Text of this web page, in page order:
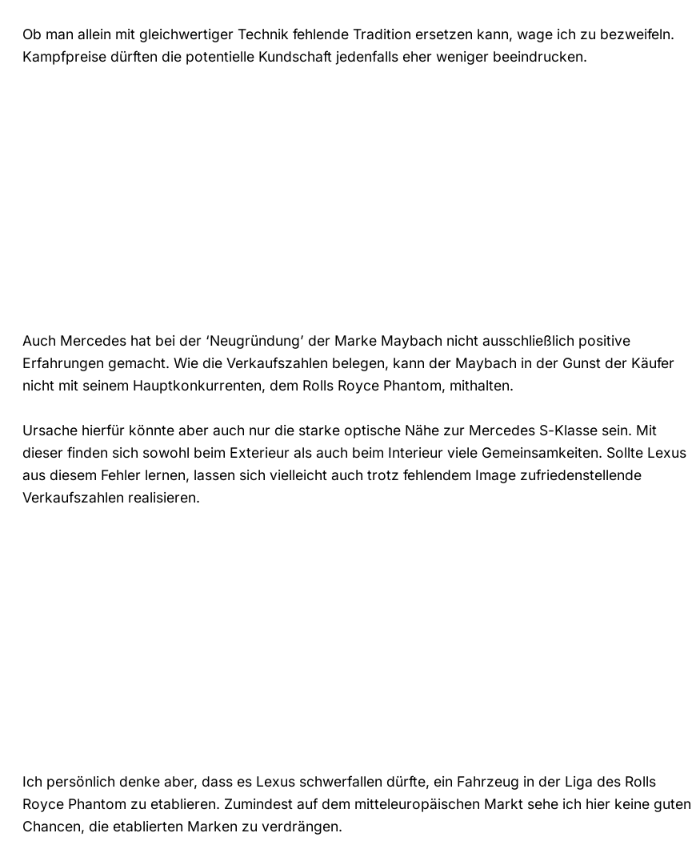
Ob man allein mit gleichwertiger Technik fehlende Tradition ersetzen kann, wage ich zu bezweifeln.
Kampfpreise dürften die potentielle Kundschaft jedenfalls eher weniger beeindrucken.
Auch Mercedes hat bei der ‘Neugründung’ der Marke Maybach nicht ausschließlich positive
Erfahrungen gemacht. Wie die Verkaufszahlen belegen, kann der Maybach in der Gunst der Käufer
nicht mit seinem Hauptkonkurrenten, dem Rolls Royce Phantom, mithalten.
Ursache hierfür könnte aber auch nur die starke optische Nähe zur Mercedes S-Klasse sein. Mit
dieser finden sich sowohl beim Exterieur als auch beim Interieur viele Gemeinsamkeiten. Sollte Lexus
aus diesem Fehler lernen, lassen sich vielleicht auch trotz fehlendem Image zufriedenstellende
Verkaufszahlen realisieren.
Ich persönlich denke aber, dass es Lexus schwerfallen dürfte, ein Fahrzeug in der Liga des Rolls
Royce Phantom zu etablieren. Zumindest auf dem mitteleuropäischen Markt sehe ich hier keine guten
Chancen, die etablierten Marken zu verdrängen.